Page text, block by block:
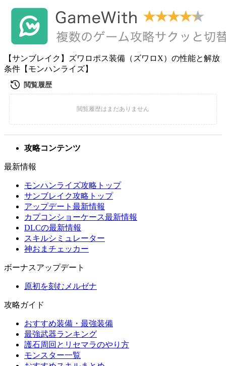
【サンブレイク】ズワロポス装備（ズワロX）の性能と解放
条件【モンハンライズ】
攻略コンテンツ
最新情報
モンハンライズ攻略トップ
サンブレイク攻略トップ
アップデート最新情報
カプコンショーケース最新情報
DLCの最新情報
スキルシミュレーター
神おまチェッカー
ボーナスアップデート
原初を刻むメルゼナ
攻略ガイド
おすすめ装備・最強装備
最強武器ランキング
護石周回とリセマラのやり方
モンスター一覧